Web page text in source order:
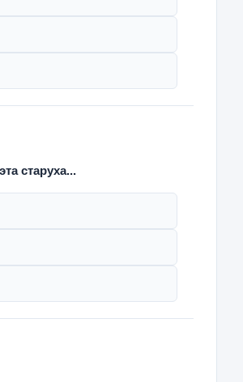
старуха...